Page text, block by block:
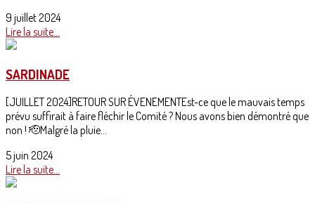
9 juillet 2024
Lire la suite...
SARDINADE
[JUILLET 2024]RETOUR SUR ÉVENEMENTEst-ce que le mauvais temps
prévu suffirait à faire fléchir le Comité ? Nous avons bien démontré que
non ! 🫡Malgré la pluie...
5 juin 2024
Lire la suite...